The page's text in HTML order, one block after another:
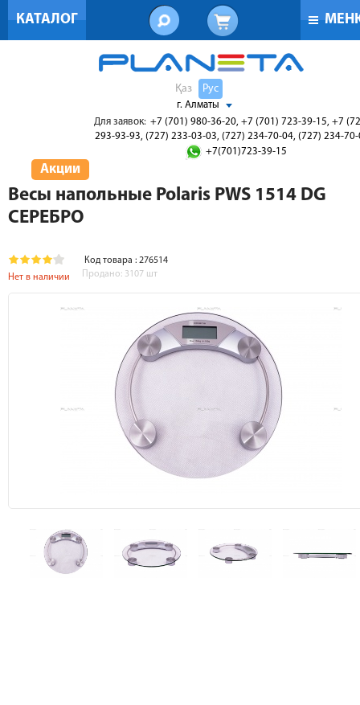
КАТАЛОГ
Қаз Рус
г. Алматы
Для заявок: +7 (701) 980-36-20, +7 (701) 723-39-15, +7
293-93-93, (727) 233-03-03, (727) 234-70-04, (727) 234-
+7(701)723-39-15
Акции
Весы напольные Polaris PWS 1514 DG
СЕРЕБРО
Код товара : 276514
Нет в наличии
Продано: 3107 шт